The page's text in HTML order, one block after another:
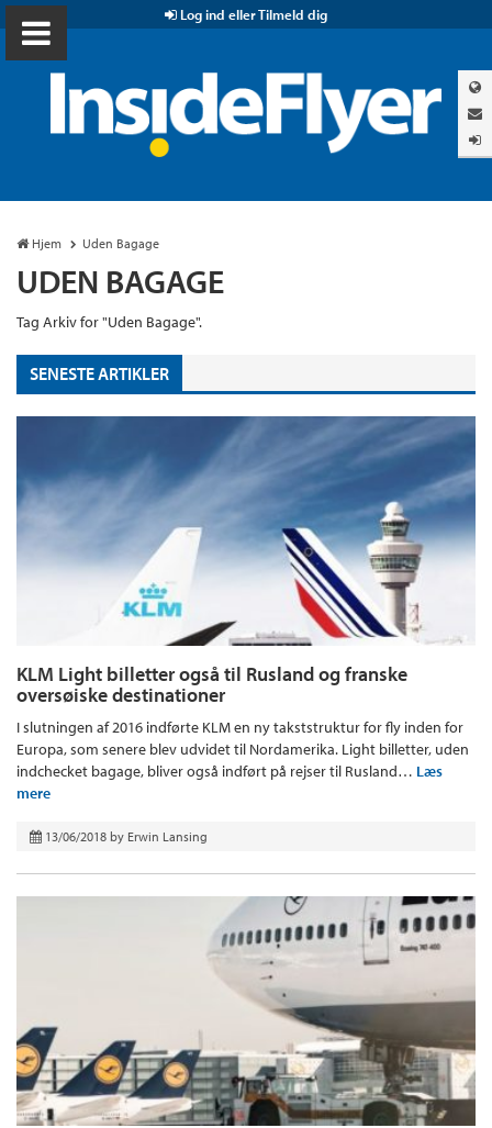
Log ind eller Tilmeld dig
Hjem Uden Bagage
UDEN BAGAGE
Tag Arkiv for "Uden Bagage".
SENESTE ARTIKLER
KLM Light billetter også til Rusland og franske
oversøiske destinationer
I slutningen af 2016 indførte KLM en ny takststruktur for fly inden for
Europa, som senere blev udvidet til Nordamerika. Light billetter, uden
indchecket bagage, bliver også indført på rejser til Rusland… Læs
mere
13/06/2018 by Erwin Lansing